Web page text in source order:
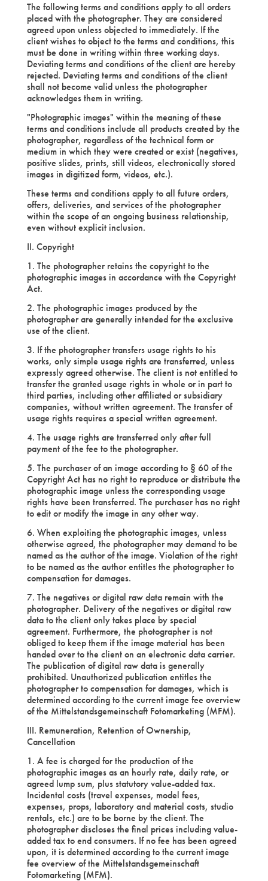
The following terms and conditions apply to all orders
placed with the photographer. They are considered
agreed upon unless objected to immediately. If the
client wishes to object to the terms and conditions, this
must be done in writing within three working days.
Deviating terms and conditions of the client are hereby
rejected. Deviating terms and conditions of the client
shall not become valid unless the photographer
acknowledges them in writing.
"Photographic images" within the meaning of these
terms and conditions include all products created by the
photographer, regardless of the technical form or
medium in which they were created or exist (negatives,
positive slides, prints, still videos, electronically stored
images in digitized form, videos, etc.).
These terms and conditions apply to all future orders,
offers, deliveries, and services of the photographer
within the scope of an ongoing business relationship,
even without explicit inclusion.
II. Copyright
1. The photographer retains the copyright to the
photographic images in accordance with the Copyright
Act.
2. The photographic images produced by the
photographer are generally intended for the exclusive
use of the client.
3. If the photographer transfers usage rights to his
works, only simple usage rights are transferred, unless
expressly agreed otherwise. The client is not entitled to
transfer the granted usage rights in whole or in part to
third parties, including other affiliated or subsidiary
companies, without written agreement. The transfer of
usage rights requires a special written agreement.
4. The usage rights are transferred only after full
payment of the fee to the photographer.
5. The purchaser of an image according to § 60 of the
Copyright Act has no right to reproduce or distribute the
photographic image unless the corresponding usage
rights have been transferred. The purchaser has no right
to edit or modify the image in any other way.
6. When exploiting the photographic images, unless
otherwise agreed, the photographer may demand to be
named as the author of the image. Violation of the right
to be named as the author entitles the photographer to
compensation for damages.
7. The negatives or digital raw data remain with the
photographer. Delivery of the negatives or digital raw
data to the client only takes place by special
agreement. Furthermore, the photographer is not
obliged to keep them if the image material has been
handed over to the client on an electronic data carrier.
The publication of digital raw data is generally
prohibited. Unauthorized publication entitles the
photographer to compensation for damages, which is
determined according to the current image fee overview
of the Mittelstandsgemeinschaft Fotomarketing (MFM).
III. Remuneration, Retention of Ownership,
Cancellation
1. A fee is charged for the production of the
photographic images as an hourly rate, daily rate, or
agreed lump sum, plus statutory value-added tax.
Incidental costs (travel expenses, model fees,
expenses, props, laboratory and material costs, studio
rentals, etc.) are to be borne by the client. The
photographer discloses the final prices including value-
added tax to end consumers. If no fee has been agreed
upon, it is determined according to the current image
fee overview of the Mittelstandsgemeinschaft
Fotomarketing (MFM).